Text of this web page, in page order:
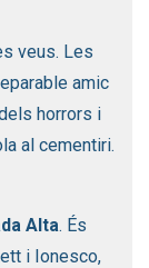
veus. Les
amic
horrors i
al cementiri.
Alta. És
i Ionesco,